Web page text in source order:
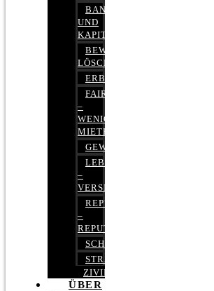
BANK-
UND
KAPITALMARKTRECHT
BEWERTUNGEN
LÖSCHEN
ERBRECHT
FAIRMIETEN
–
WENIGER
MIETE
GEWERBERECHT
LEBENSVERSICHERUNG
–
VERSICHERUNGSRECHT
REPUTATIONSRECHT
–
REPUTATIONSMANAGEMENT
SCHUFARECHT
STRAFRECHT
ZIVILRECHT
ÜBER